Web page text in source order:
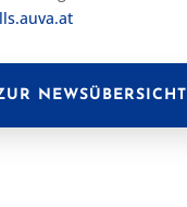
NEWSÜBERSICHT